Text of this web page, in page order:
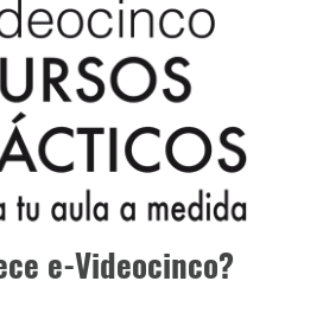
e-Videocinco?